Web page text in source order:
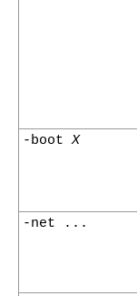
-bootX
-net ...